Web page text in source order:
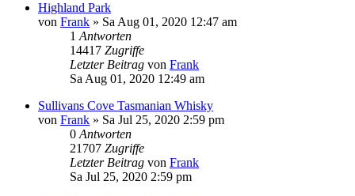
Highland Park
von Frank » Sa Aug 01, 2020 12:47 am
1Antworten
14417 Zugriffe
Letzter Beitrag von Frank
Sa Aug 01, 2020 12:49 am
Sullivans Cove Tasmanian Whisky
von Frank » Sa Jul 25, 2020 2:59 pm
0Antworten
21707 Zugriffe
Letzter Beitrag von Frank
Sa Jul 25, 2020 2:59 pm